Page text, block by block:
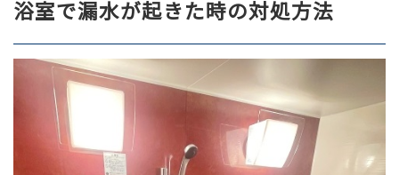
浴室で漏水が起きた時の対処方法